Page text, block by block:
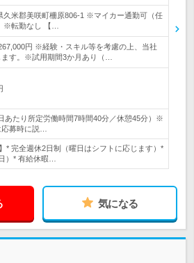
久米郡美咲町柵原806-1 ※マイカー通勤可（任
※転勤なし 【…
円 ※経験・スキル等を考慮の上、当社
す。※試用期間3か月あり（…
あたり所定労働時間7時間40分／休憩45分）※
募時に説…
* 完全週休2日制（曜日はシフトに応じます）*
）* 有給休暇…
気になる